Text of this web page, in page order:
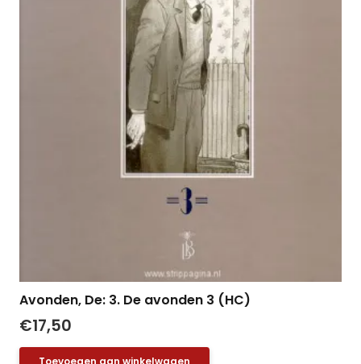
Avonden, De: 3. De avonden 3 (HC)
€17,50
Toevoegen aan winkelwagen